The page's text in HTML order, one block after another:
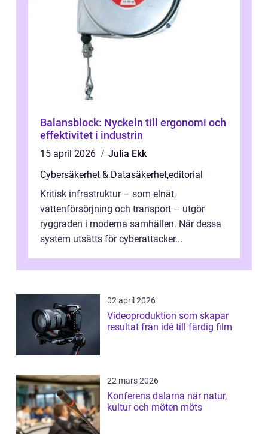
Balansblock: Nyckeln till ergonomi och
effektivitet i industrin
15 april 2026
Julia Ekk
Cybersäkerhet & Datasäkerhet,editorial
Kritisk infrastruktur – som elnät,
vattenförsörjning och transport – utgör
ryggraden i moderna samhällen. När dessa
system utsätts för cyberattacker...
02 april 2026
Videoproduktion som skapar
resultat från idé till färdig film
22 mars 2026
Konferens dalarna när natur,
kultur och möten möts